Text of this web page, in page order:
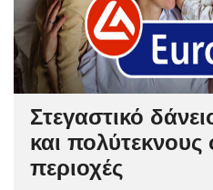
Στεγαστικό
και πολύτεκνους
περιοχές